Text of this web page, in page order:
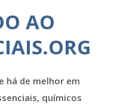
AO
há de melhor em
químicos